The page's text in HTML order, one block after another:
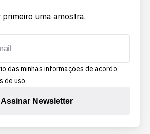
primeiro uma amostra.
das minhas informações de acordo
de uso.
Assinar Newsletter